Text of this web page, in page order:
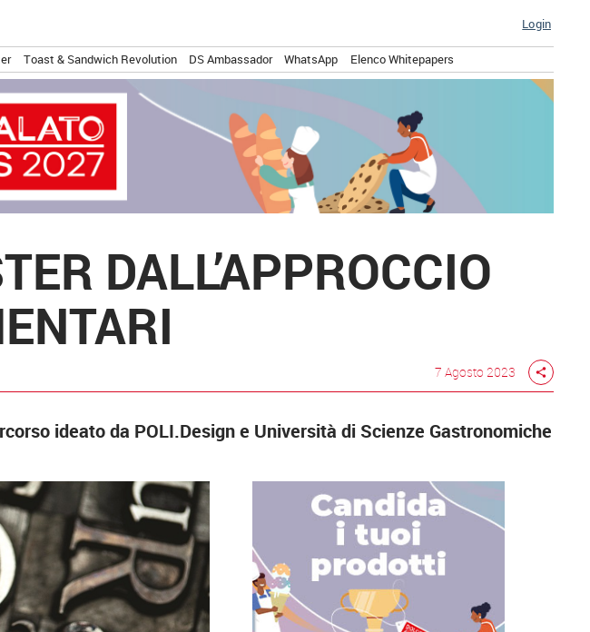
Login
Toast & Sandwich Revolution DS Ambassador WhatsApp Elenco Whitepapers
DALL’APPROCCIO
7 Agosto 2023 share
ideato da POLI.Design e Università di Scienze Gastronomiche